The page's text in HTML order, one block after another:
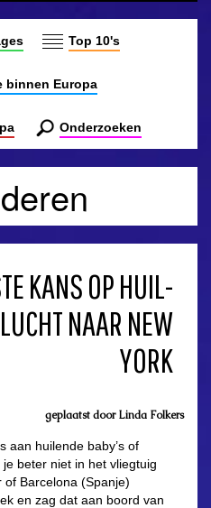
Top 10's
binnen Europa
Onderzoeken
KANS OP HUIL-
NAAR NEW
YORK
geplaatst doorLinda Folkers
aan huilende baby’s of
beter niet in het vliegtuig
Barcelona (Spanje)
en zag dat aan boord van